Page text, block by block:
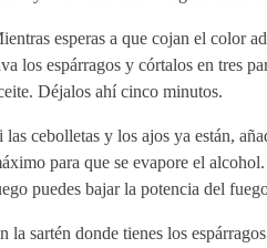
esperas a que cojan el color
los espárragos y córtalos en tres
Déjalos ahí cinco minutos.
las cebolletas y los ajos ya están,
para que se evapore el
puedes bajar la potencia del
la sartén donde tienes los